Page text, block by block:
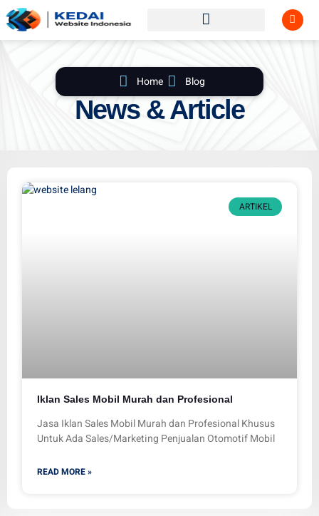
Home Blog
News & Article
ARTIKEL
Iklan Sales Mobil Murah dan Profesional
Jasa Iklan Sales Mobil Murah dan Profesional Khusus
Untuk Ada Sales/Marketing Penjualan Otomotif Mobil
READ MORE »